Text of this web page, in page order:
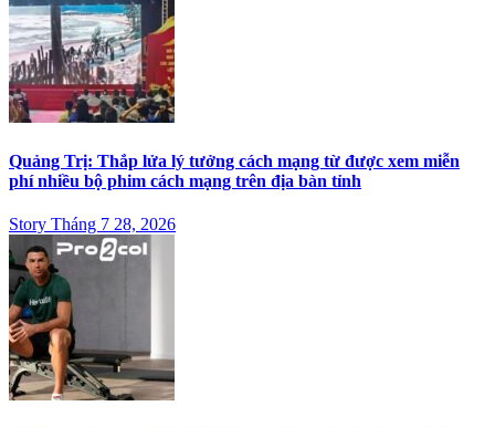
Quảng Trị: Thắp lửa lý tưởng cách mạng từ được xem miễn
phí nhiều bộ phim cách mạng trên địa bàn tỉnh
Story Tháng 7 28, 2026